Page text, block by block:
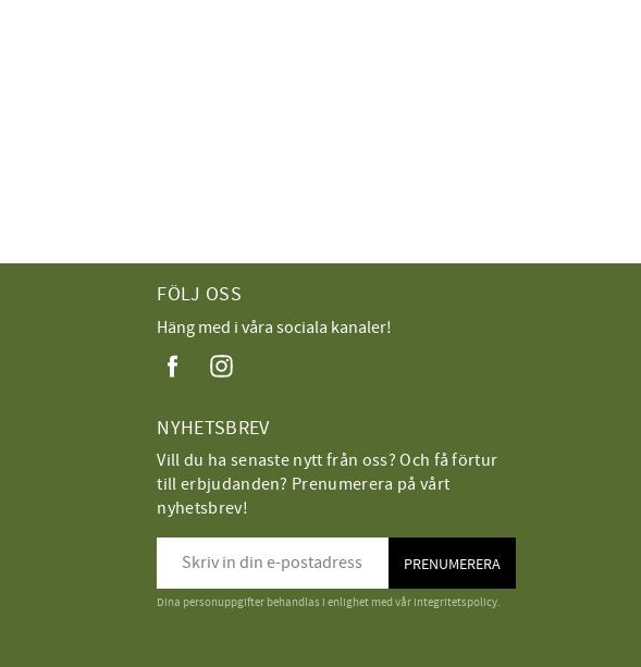
FÖLJ OSS
Häng med i våra sociala kanaler!
NYHETSBREV
Vill du ha senaste nytt från oss? Och få förtur
till erbjudanden? Prenumerera på vårt
nyhetsbrev!
PRENUMERERA
Dina personuppgifter behandlas i enlighet med vår integritetspolicy.